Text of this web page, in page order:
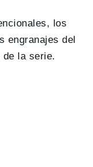
los
engranajes del
la serie.